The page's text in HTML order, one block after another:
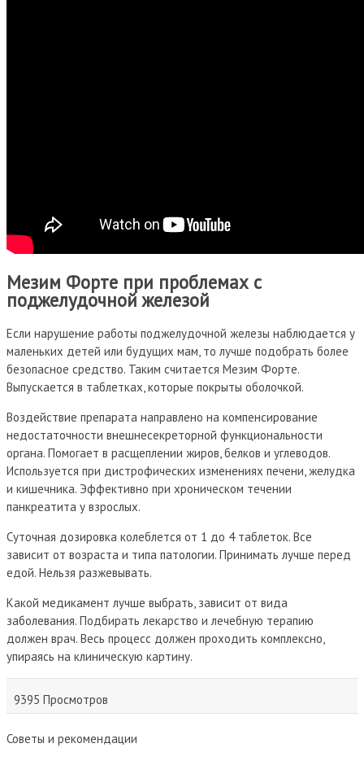
Мезим Форте при проблемах с
поджелудочной железой
Если нарушение работы поджелудочной железы наблюдается у
маленьких детей или будущих мам, то лучше подобрать более
безопасное средство. Таким считается Мезим Форте.
Выпускается в таблетках, которые покрыты оболочкой.
Воздействие препарата направлено на компенсирование
недостаточности внешнесекреторной функциональности
органа. Помогает в расщеплении жиров, белков и углеводов.
Используется при дистрофических изменениях печени, желудка
и кишечника. Эффективно при хроническом течении
панкреатита у взрослых.
Суточная дозировка колеблется от 1 до 4 таблеток. Все
зависит от возраста и типа патологии. Принимать лучше перед
едой. Нельзя разжевывать.
Какой медикамент лучше выбрать, зависит от вида
заболевания. Подбирать лекарство и лечебную терапию
должен врач. Весь процесс должен проходить комплексно,
упираясь на клиническую картину.
9395 Просмотров
Советы и рекомендации